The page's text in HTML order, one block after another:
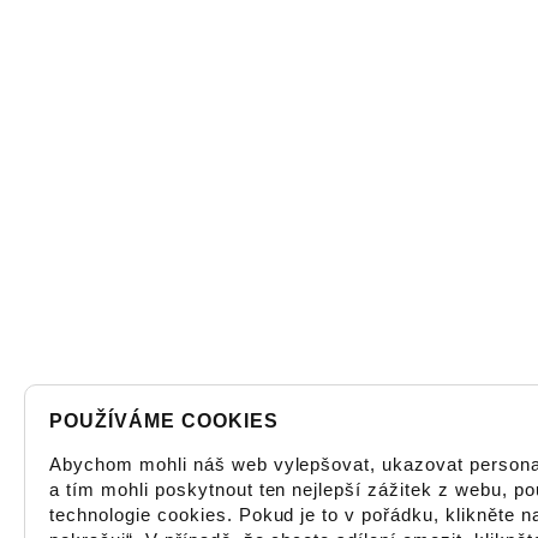
POUŽÍVÁME COOKIES
Abychom mohli náš web vylepšovat, ukazovat
a tím mohli poskytnout ten nejlepší zážitek z webu,
technologie cookies. Pokud je to v pořádku, klikněte